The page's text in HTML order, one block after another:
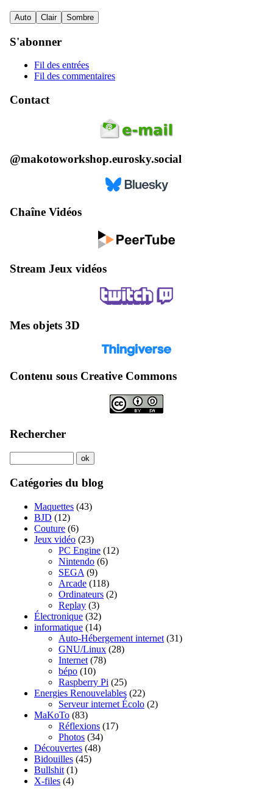
Auto Clair Sombre
S'abonner
Fil des entrées
Fil des commentaires
Contact
@makotoworkshop.eurosky.social
Chaîne Vidéos
Stream Jeux vidéos
Mes objets 3D
Contenu sous Creative Commons
Rechercher
Catégories du blog
Maquettes (43)
BJD (12)
Couture (6)
Jeux vidéo (23)
PC Engine (12)
Nintendo (6)
SEGA (9)
Arcade (118)
Ordinateurs (2)
Replay (3)
Électronique (32)
informatique (14)
Auto-Hébergement internet (31)
GNU/Linux (28)
Internet (78)
bépo (10)
Raspberry Pi (25)
Energies Renouvelables (22)
Serveur internet Écolo (2)
MaKoTo (83)
Réflexions (17)
Photos (34)
Découvertes (48)
Bidouilles (45)
Bullshit (1)
X-files (4)